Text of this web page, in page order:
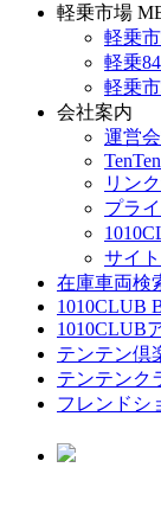
軽乗市場
軽乗
軽乗
軽乗
会社案内
運営
リン
プラ
サイ
在庫車両検
1010CLUB
1010CLUB
テンテン倶
テンテンク
フレンドシ